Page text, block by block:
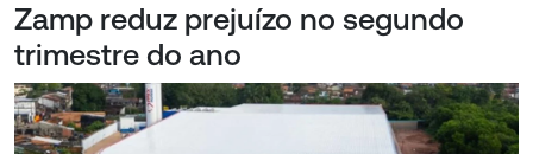
Zamp reduz prejuízo no segundo
trimestre do ano